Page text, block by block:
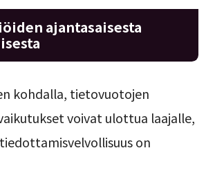
ajantasaisesta
kohdalla, tietovuotojen
voivat ulottua laajalle,
on